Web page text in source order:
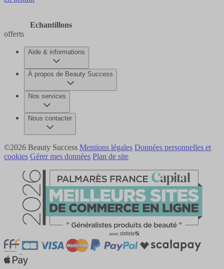
Echantillons
offerts
Aide & informations
À propos de Beauty Success
Nos services
Nous contacter
©2026 Beauty Success Mentions légales Données personnelles et
cookies Gérer mes données Plan de site